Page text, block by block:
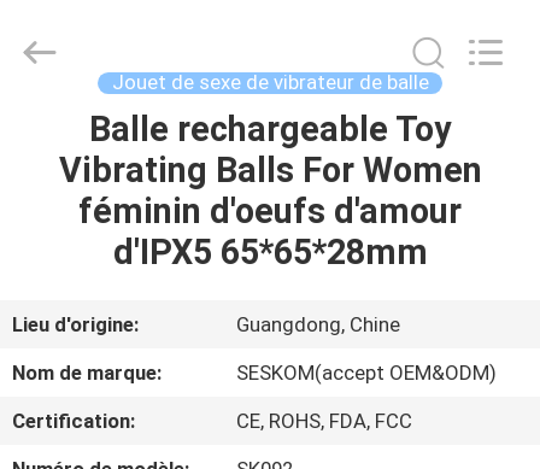
MAISON
PRODUITS
SHOW
PROPOS
vibrateur
Jouet de sexe de vibrateur de balle
Balle rechargeable Toy
Vibrating Balls For Women
féminin d'oeufs d'amour
d'IPX5 65*65*28mm
Lieu d'origine:
Guangdong, Chine
Nom de marque:
SESKOM(accept OEM&ODM)
Certification:
CE, ROHS, FDA, FCC